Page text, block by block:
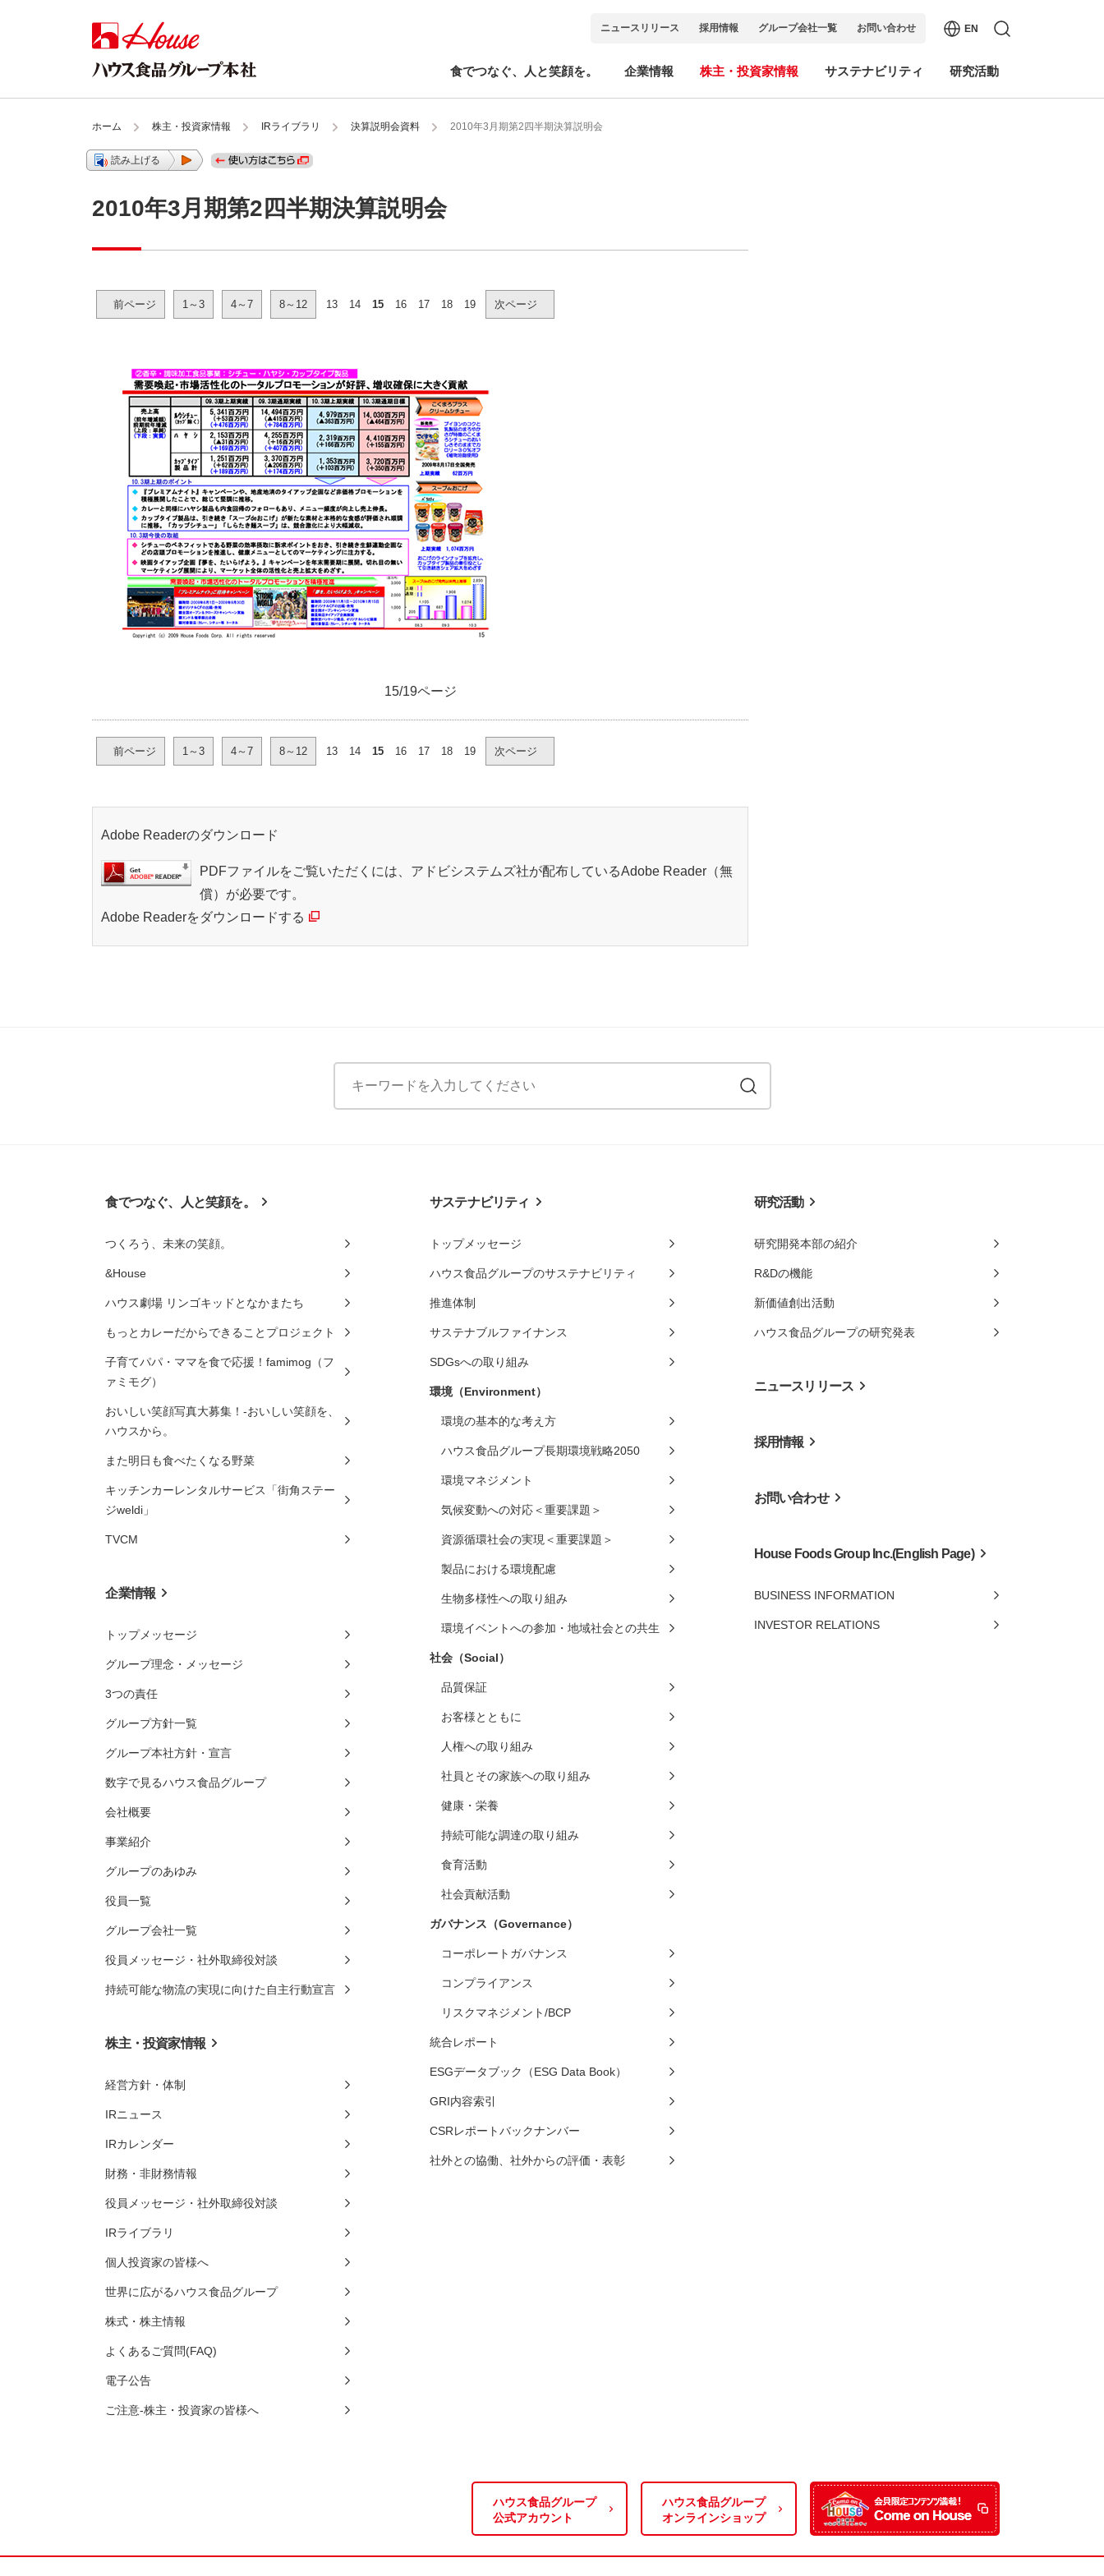
食でつなぐ、人と笑顔を。 企業情報 株主・投資家情報 サステナビリティ 研究活動
ニュースリリース 採用情報 グループ会社一覧 お問い合わせ EN
ホーム 株主・投資家情報 IRライブラリ 決算説明会資料 2010年3月期第2四半期決算説明会
読み上げる
2010年3月期第2四半期決算説明会
前ページ 1～3 4～7 8～12 13 14 15 16 17 18 19 次ページ
15/19ページ
前ページ 1～3 4～7 8～12 13 14 15 16 17 18 19 次ページ
Adobe Readerのダウンロード
PDFファイルをご覧いただくには、アドビシステムズ社が配布しているAdobe Reader（無
償）が必要です。
Adobe Readerをダウンロードする
食でつなぐ、人と笑顔を。
つくろう、未来の笑顔。
&House
ハウス劇場 リンゴキッドとなかまたち
もっとカレーだからできることプロジェクト
子育てパパ・ママを食で応援！famimog（フ
ァミモグ）
おいしい笑顔写真大募集！-おいしい笑顔を、
ハウスから。
また明日も食べたくなる野菜
キッチンカーレンタルサービス「街角ステー
ジweldi」
TVCM
企業情報
トップメッセージ
グループ理念・メッセージ
3つの責任
グループ方針一覧
グループ本社方針・宣言
数字で見るハウス食品グループ
会社概要
事業紹介
グループのあゆみ
役員一覧
グループ会社一覧
役員メッセージ・社外取締役対談
持続可能な物流の実現に向けた自主行動宣言
株主・投資家情報
経営方針・体制
IRニュース
IRカレンダー
財務・非財務情報
役員メッセージ・社外取締役対談
IRライブラリ
個人投資家の皆様へ
世界に広がるハウス食品グループ
株式・株主情報
よくあるご質問(FAQ)
電子公告
ご注意-株主・投資家の皆様へ
サステナビリティ
トップメッセージ
ハウス食品グループのサステナビリティ
推進体制
サステナブルファイナンス
SDGsへの取り組み
環境（Environment）
環境の基本的な考え方
ハウス食品グループ長期環境戦略2050
環境マネジメント
気候変動への対応＜重要課題＞
資源循環社会の実現＜重要課題＞
製品における環境配慮
生物多様性への取り組み
環境イベントへの参加・地域社会との共生
社会（Social）
品質保証
お客様とともに
人権への取り組み
社員とその家族への取り組み
健康・栄養
持続可能な調達の取り組み
食育活動
社会貢献活動
ガバナンス（Governance）
コーポレートガバナンス
コンプライアンス
リスクマネジメント/BCP
統合レポート
ESGデータブック（ESG Data Book）
GRI内容索引
CSRレポートバックナンバー
社外との協働、社外からの評価・表彰
研究活動
研究開発本部の紹介
R&Dの機能
新価値創出活動
ハウス食品グループの研究発表
ニュースリリース
採用情報
お問い合わせ
House Foods Group Inc.(English Page)
BUSINESS INFORMATION
INVESTOR RELATIONS
ハウス食品グループ
公式アカウント
ハウス食品グループ
オンラインショップ